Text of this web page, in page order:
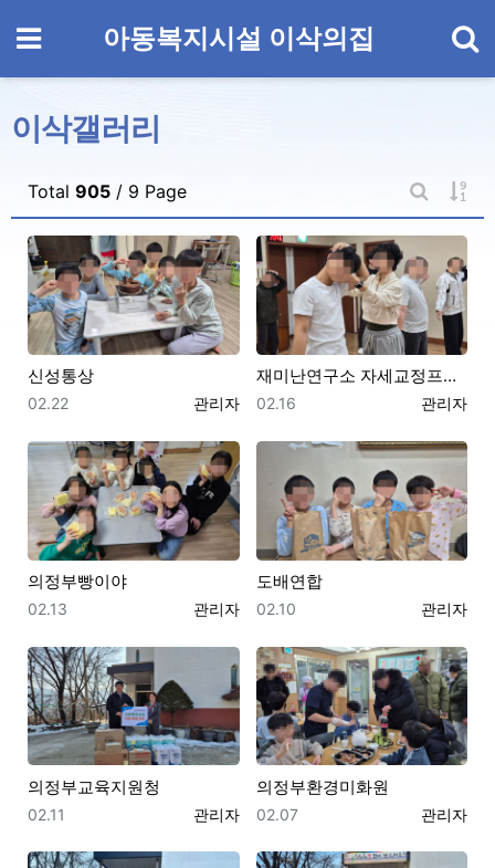
메뉴 아동복지시설 이삭의집
이삭갤러리
Total 905 / 9 Page
게시판 검
게
신성통상
등록자
관리자
등록일
02.22
재미난연구소 자세교정프로그램
등록자
관리자
등록일
02.16
의정부빵이야
등록자
관리자
등록일
02.13
도배연합
등록자
관리자
등록일
02.10
의정부교육지원청
등록자
관리자
등록일
02.11
의정부환경미화원
등록자
관리자
등록일
02.07